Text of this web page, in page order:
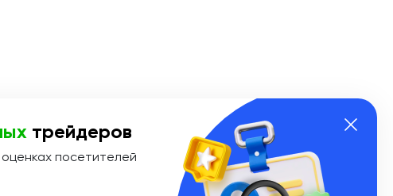
трейдеров
посетителей